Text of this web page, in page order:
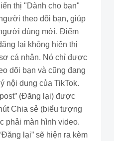
thị "Dành cho bạn"
theo dõi bạn, giúp
dùng mới. Điểm
lại không hiển thị
cá nhân. Nó chỉ được
dõi bạn và cũng đang
nội dung của TikTok.
(Đăng lại) được
Chia sẻ (biểu tượng
phải màn hình video.
lại” sẽ hiện ra kèm